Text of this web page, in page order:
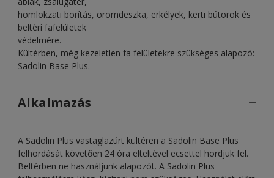
homlokzati borítás, oromdeszka, erkélyek, kerti bútorok és
beltéri fafelületek
védelmére.
Kültérben, még kezeletlen fa felületekre szükséges alapozó:
Sadolin Base Plus.
Alkalmazás
A Sadolin Plus vastaglazúrt kültéren a Sadolin Base Plus
felhordását követően 24 óra elteltével ecsettel hordjuk fel.
Beltérben ne használjunk alapozót. A Sadolin Plus